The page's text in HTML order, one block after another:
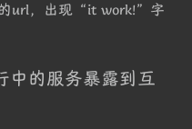
url，出现“it work!”字
中的服务暴露到互